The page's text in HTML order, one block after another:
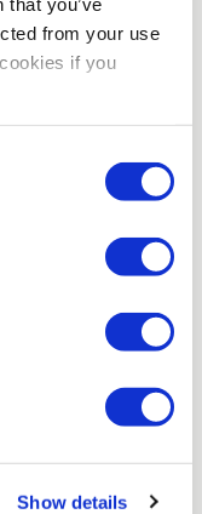
from your use
if you
Show details